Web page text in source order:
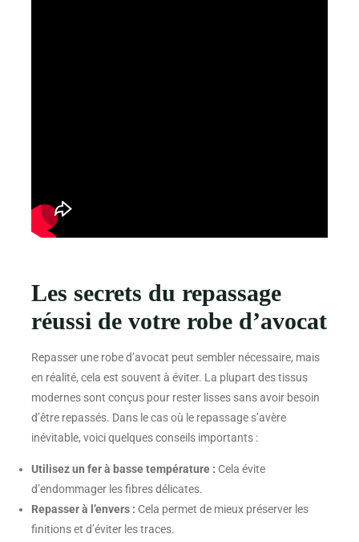
Les secrets du repassage
réussi de votre robe d’avocat
Repasser une robe d’avocat peut sembler nécessaire, mais
en réalité, cela est souvent à éviter. La plupart des tissus
modernes sont conçus pour rester lisses sans avoir besoin
d’être repassés. Dans le cas où le repassage s’avère
inévitable, voici quelques conseils importants :
Utilisez un fer à basse température : Cela évite
d’endommager les fibres délicates.
Repasser à l’envers : Cela permet de mieux préserver les
finitions et d’éviter les traces.